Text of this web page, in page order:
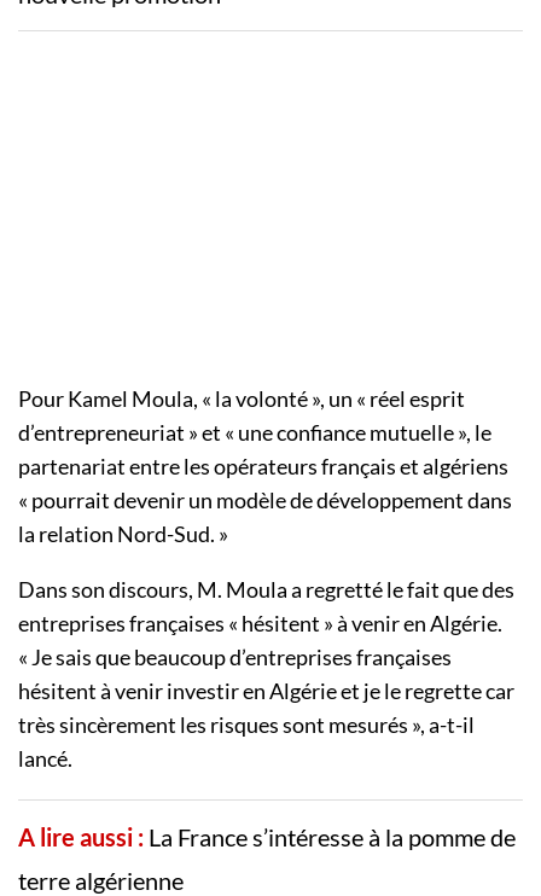
Pour Kamel Moula, « la volonté », un « réel esprit
d’entrepreneuriat » et « une confiance mutuelle », le
partenariat entre les opérateurs français et algériens
« pourrait devenir un modèle de développement dans
la relation Nord-Sud. »
Dans son discours, M. Moula a regretté le fait que des
entreprises françaises « hésitent » à venir en Algérie.
« Je sais que beaucoup d’entreprises françaises
hésitent à venir investir en Algérie et je le regrette car
très sincèrement les risques sont mesurés », a-t-il
lancé.
A lire aussi : La France s’intéresse à la pomme de
terre algérienne